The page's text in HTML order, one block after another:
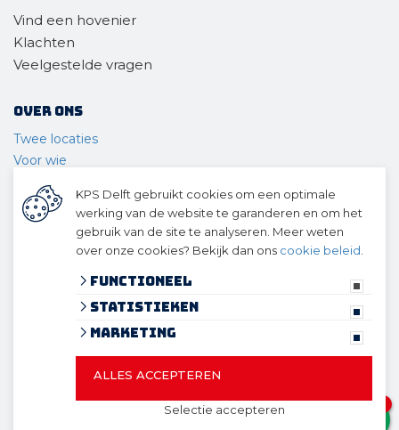
FILTER
Vind een hovenier
Klachten
Veelgestelde vragen
Over ons
Twee locaties
Voor wie
Ons team
Geschiedenis
© 2026 KPS Delft
algemene voorwaarden
volledig geïntegreerd met Troublefree Smart Stone
KPS Delft gebruikt cookies om een optimale
werking van de website te garanderen en om het
gebruik van de site te analyseren. Meer weten
over onze cookies? Bekijk dan ons cookie beleid
Functioneel
Statistieken
Marketing
Selectie accepteren
ALLES ACCEPTEREN